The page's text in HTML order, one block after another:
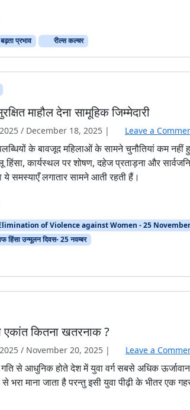
प्रभाव रील्स कल्चर
माहौल देना सामूहिक जिम्मेदारी
/ December 18, 2025 | Leave a
के बावजूद महिलाओं के सामने चुनौतियां कम नहीं
हिंसा, कार्यस्थल पर शोषण, दहेज प्रताड़ना और
ये समस्याएँ लगातार सामने आती रहती हैं।
of Violence against Women - 25
हिंसा उन्मूलन दिवस- 25 नवम्बर
एकांत कितना खतरनाक ?
/ November 20, 2025 | Leave a
गति से आधुनिक होते देश में युवा वर्ग सबसे अधिक
भरा माना जाता है परन्तु इसी युवा पीढ़ी के भीतर एक